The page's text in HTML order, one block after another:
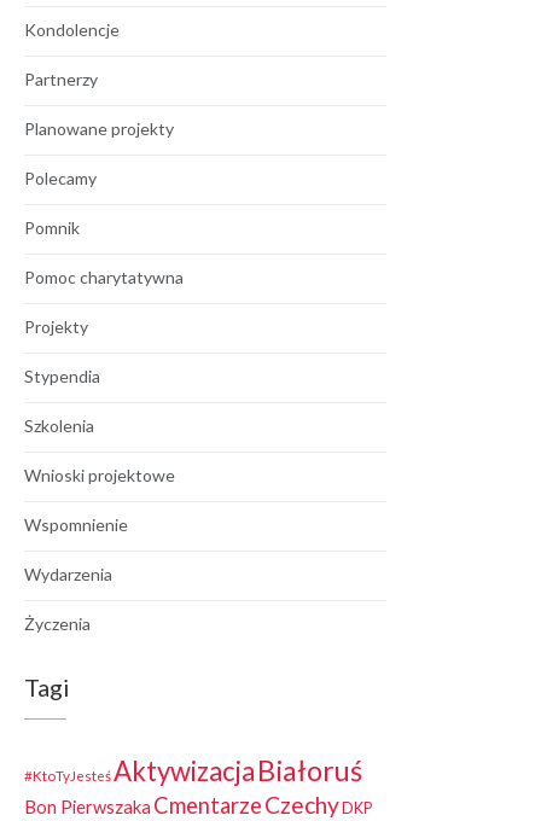
Kondolencje
Partnerzy
Planowane projekty
Polecamy
Pomnik
Pomoc charytatywna
Projekty
Stypendia
Szkolenia
Wnioski projektowe
Wspomnienie
Wydarzenia
Życzenia
Tagi
#KtoTyJesteśAktywizacjaBiałoruś
Bon Pierwszaka CmentarzeCzechy DKP